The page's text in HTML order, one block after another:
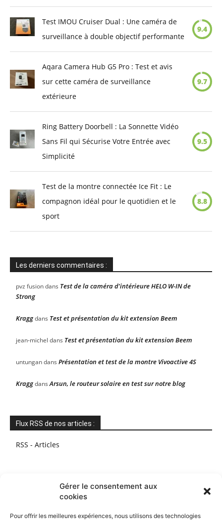
Gérer le consentement aux
cookies
Pour offrir les meilleures expériences, nous utilisons des technologies
Test IMOU Cruiser Dual : Une caméra de
surveillance à double objectif performante
9.4
Aqara Camera Hub G5 Pro : Test et avis
sur cette caméra de surveillance
extérieure
9.7
Ring Battery Doorbell : La Sonnette Vidéo
Sans Fil qui Sécurise Votre Entrée avec
Simplicité
9.5
Test de la montre connectée Ice Fit : Le
compagnon idéal pour le quotidien et le
sport
8.8
Les derniers commentaires :
pvz fusiondans Test de la caméra d’intérieure HELO W-IN de
Strong
Kraggdans Test et présentation du kit extension Beem
jean-michel dans Test et présentation du kit extension Beem
untungandans Présentation et test de la montre Vivoactive 4S
KraggdansArsun, le routeur solaire en test sur notre blog
Flux RSS de nos articles :
RSS - Articles